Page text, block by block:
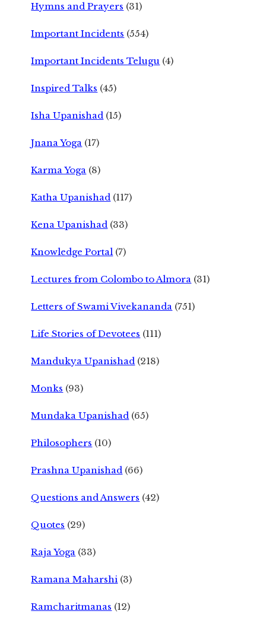
Hymns and Prayers (31)
Important Incidents (554)
Important Incidents Telugu (4)
Inspired Talks (45)
Isha Upanishad (15)
Jnana Yoga (17)
Karma Yoga (8)
Katha Upanishad (117)
Kena Upanishad (33)
Knowledge Portal (7)
Lectures from Colombo to Almora (31)
Letters of Swami Vivekananda (751)
Life Stories of Devotees (111)
Mandukya Upanishad (218)
Monks (93)
Mundaka Upanishad (65)
Philosophers (10)
Prashna Upanishad (66)
Questions and Answers (42)
Quotes (29)
Raja Yoga (33)
Ramana Maharshi (3)
Ramcharitmanas (12)